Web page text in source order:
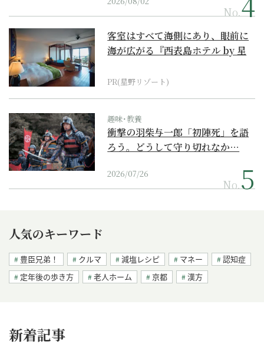
No.
客室はすべて海側にあり、眼前に
海が広がる『西表島ホテル by 星
PR(星野リゾート)
趣味･教養
衝撃の羽柴与一郎「初陣死」を語
ろう。どうして守り切れなか…
2026/07/26
No.
人気のキーワード
豊臣兄弟！ クルマ 減塩レシピ マネー
認知症
定年後の歩き方
老人ホーム 京都 漢方
新着記事